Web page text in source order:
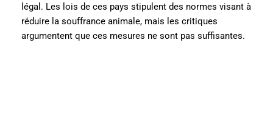
légal. Les lois de ces pays stipulent des normes visant à
réduire la souffrance animale, mais les critiques
argumentent que ces mesures ne sont pas suffisantes.